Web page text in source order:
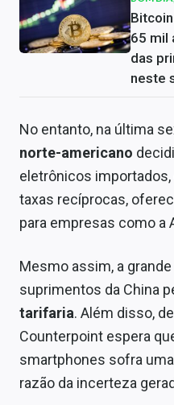
65 mil
das
neste
No entanto, na última
norte-americano
eletrônicos
taxas recíprocas,
para empresas como a
Mesmo assim, a
suprimentos da China
tarifaria. Além disso,
Counterpoint espera
smartphones sofra
razão da incerteza